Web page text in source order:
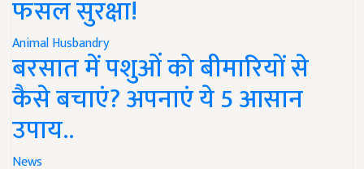
फसल सुरक्षा!
Animal Husbandry
बरसात में पशुओं को बीमारियों से
कैसे बचाएं? अपनाएं ये 5 आसान
उपाय..
News